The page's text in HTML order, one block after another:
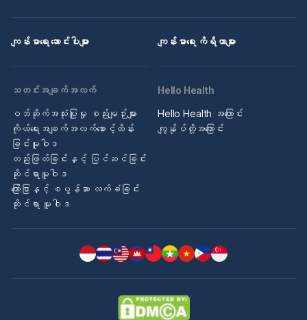
ကျန်းမာရေး ဆောင်းပါးများ ကျန်းမာရေး ကိရိယာများ
သတင်းအချက်အလက်
ဝဘ်ဆိုက်အသုံးပြုမှု စည်းမျဉ်းများ
ကိုယ်ရေးအချက်အလက်စောင့်ထိန်း
ခြင်းမူဝါဒ
တည်းဖြတ်ခြင်းနှင့် ပြင်ဆင်ခြင်း
ဆိုင်ရာမူဝါဒ
ကြော်ငြာနှင့် စပွန်ဆာ လက်ခံခြင်း
ဆိုင်ရာ မူဝါဒ
Hello Health
Hello Health အကြောင်း
ကျွန်ုပ်တို့အကြောင်း